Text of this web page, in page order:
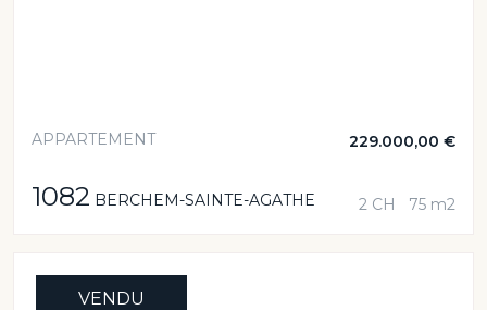
APPARTEMENT 229.000,00 €
1082 BERCHEM-SAINTE-AGATHE 2 CH 75 m2
VENDU